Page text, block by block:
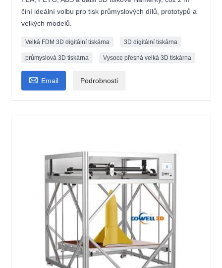
činí ideální volbu pro tisk průmyslových dílů, prototypů a
velkých modelů.
Velká FDM 3D digitální tiskárna 3D digitální tiskárna
průmyslová 3D tiskárna Vysoce přesná velká 3D tiskárna
 Email Podrobnosti